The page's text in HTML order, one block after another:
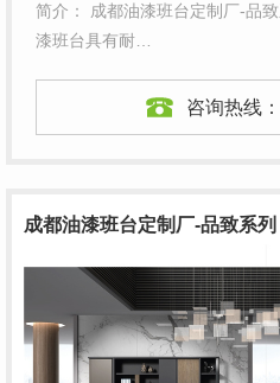
简介： 成都油漆班台定制厂-品
漆班台具有耐…
咨询热线：
成都油漆班台定制厂-品致系列